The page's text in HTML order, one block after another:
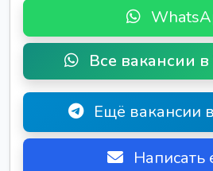
Все вакансии
Ещё вакансии
Написать